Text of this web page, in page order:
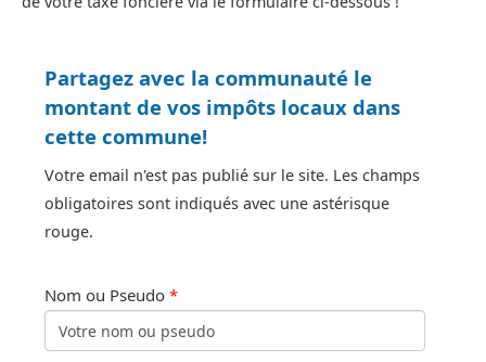
Partagez avec la communauté le
montant de vos impôts locaux dans
cette commune!
Votre email n'est pas publié sur le site. Les champs
obligatoires sont indiqués avec une astérisque
rouge.
Nom ou Pseudo *